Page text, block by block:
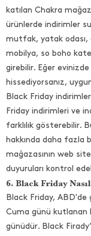
katılan Chakra
ürünlerde indirimler
mutfak, yatak odası,
mobilya, so boho
girebilir. Eğer
hissediyorsanız,
Black Friday
Friday indirimleri ve
farklılık gösterebilir.
hakkında daha fazla
mağazasının web
duyuruları kontrol
6. Black Friday
Black Friday, ABD'de
Cuma günü kutlanan
günüdür. Black